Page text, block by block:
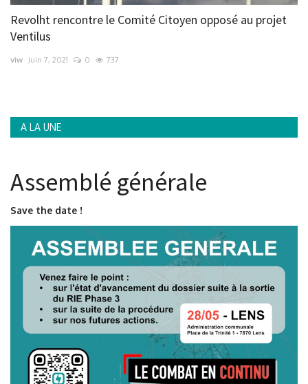
Nous soutenir
Membres
Revolht rencontre le Comité Citoyen opposé au projet
Ventilus
viw Juin 7, 2021 0 737
A LA UNE
Assemblé générale
Save the date !